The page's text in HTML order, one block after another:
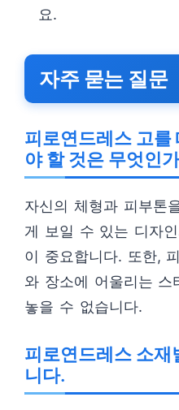
요.
자주 묻는 질문
피로연드레스 고를
야 할 것은 무엇인
자신의 체형과 피부톤
게 보일 수 있는 디자
이 중요합니다. 또한,
와 장소에 어울리는 스
놓을 수 없습니다.
피로연드레스 소재
니다.